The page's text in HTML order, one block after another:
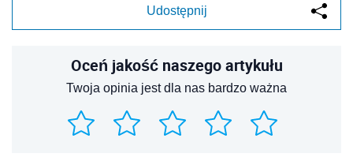
Udostępnij
Oceń jakość naszego artykułu
Twoja opinia jest dla nas bardzo ważna